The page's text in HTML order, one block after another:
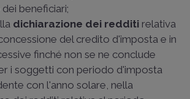
beneficiari;
dichiarazione dei redditi relativa
del credito d'imposta e in
finché non se ne conclude
i soggetti con periodo d'imposta
con l'anno solare, nella